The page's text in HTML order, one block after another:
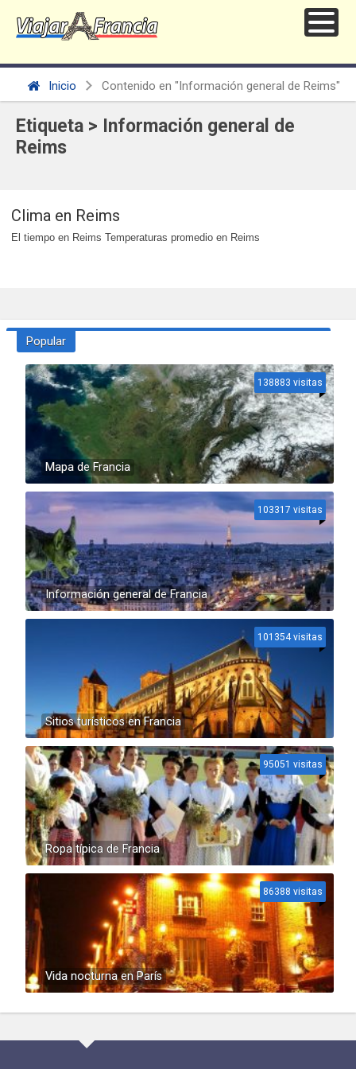
Inicio Contenido en "Información general de Reims"
Etiqueta > Información general de
Reims
Clima en Reims
El tiempo en Reims Temperaturas promedio en Reims
Popular
Mapa de Francia
138883 visitas
Información general de Francia
103317 visitas
Sitios turísticos en Francia
101354 visitas
Ropa típica de Francia
95051 visitas
Vida nocturna en París
86388 visitas